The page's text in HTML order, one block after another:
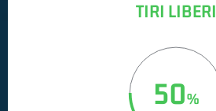
TIRI LIBERI
50